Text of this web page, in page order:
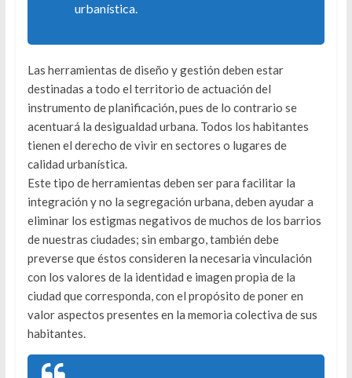
urbanística.
Las herramientas de diseño y gestión deben estar
destinadas a todo el territorio de actuación del
instrumento de planificación, pues de lo contrario se
acentuará la desigualdad urbana. Todos los habitantes
tienen el derecho de vivir en sectores o lugares de
calidad urbanística.
Este tipo de herramientas deben ser para facilitar la
integración y no la segregación urbana, deben ayudar a
eliminar los estigmas negativos de muchos de los barrios
de nuestras ciudades; sin embargo, también debe
preverse que éstos consideren la necesaria vinculación
con los valores de la identidad e imagen propia de la
ciudad que corresponda, con el propósito de poner en
valor aspectos presentes en la memoria colectiva de sus
habitantes.